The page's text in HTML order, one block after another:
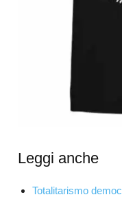
Leggi anche
Totalitarismo